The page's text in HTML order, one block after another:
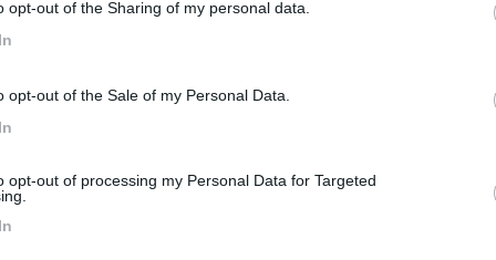
opt-out of the Sharing of my personal data.
opt-out of the Sale of my Personal Data.
opt-out of processing my Personal Data for Targeted
de Mars
Posizione
(TO) - 9.8km